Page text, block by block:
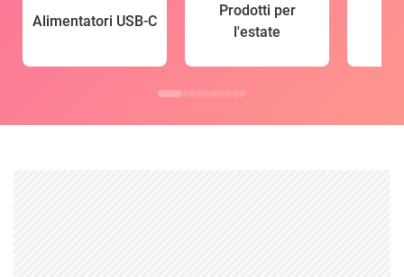
Alimentatori USB-C
Prodotti per
l'estate